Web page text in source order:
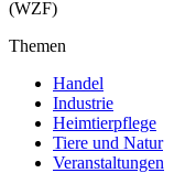
(WZF)
Themen
Handel
Industrie
Heimtierpflege
Tiere und Natur
Veranstaltungen